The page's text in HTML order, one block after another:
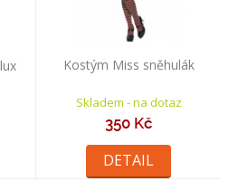
Kostým Miss sněhulák
Skladem - na dotaz
350 Kč
DETAIL